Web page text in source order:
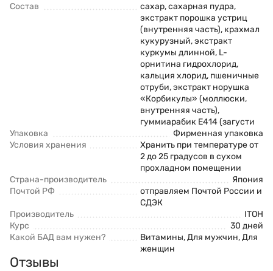
Состав
сахар, сахарная пудра,
экстракт порошка устриц
(внутренняя часть), крахмал
кукурузный, экстракт
куркумы длинной, L-
орнитина гидрохлорид,
кальция хлорид, пшеничные
отруби, экстракт норушка
«Корбикулы» (моллюски,
внутренняя часть),
гуммиарабик Е414 (загусти
Упаковка
Фирменная упаковка
Условия хранения
Хранить при температуре от
2 до 25 градусов в сухом
прохладном помещении
Страна-производитель
Япония
Почтой РФ
отправляем Почтой России и
СДЭК
Производитель
ITOH
Курс
30 дней
Какой БАД вам нужен?
Витамины, Для мужчин, Для
женщин
Отзывы